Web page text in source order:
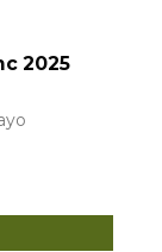
2025